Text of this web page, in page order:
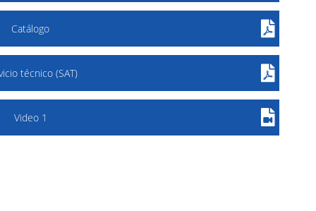
Catálogo
técnico (SAT)
Video 1